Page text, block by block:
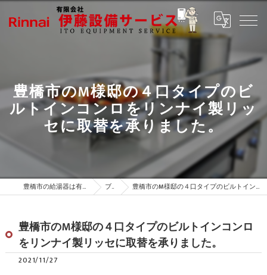
豊橋市のM様邸の４口タイプのビ
ルトインコンロをリンナイ製リッ
セに取替を承りました。
豊橋市の給湯器は有限会社伊藤設備サービス ブログ 豊橋市のM様邸の４口タイプのビルトインコンロをリンナイ製リッセに取替を承りました。
豊橋市のM様邸の４口タイプのビルトインコンロ
をリンナイ製リッセに取替を承りました。
2021/11/27